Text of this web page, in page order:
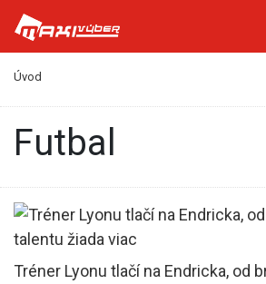
Úvod
Futbal
Tréner Lyonu tlačí na Endricka, od